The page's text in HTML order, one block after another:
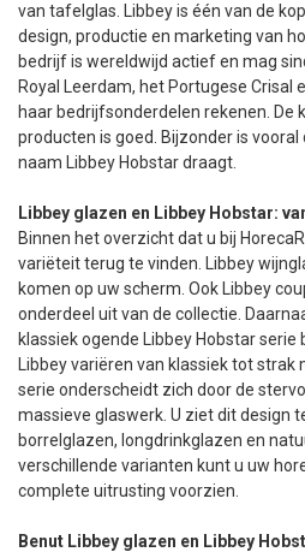
van tafelglas. Libbey is één van de
design, productie en marketing van
bedrijf is wereldwijd actief en mag
Royal Leerdam, het Portugese Crisal
haar bedrijfsonderdelen rekenen. De
producten is goed. Bijzonder is vooral
naam Libbey Hobstar draagt.
Libbey glazen en Libbey Hobstar:
Binnen het overzicht dat u bij
variëteit terug te vinden. Libbey
komen op uw scherm. Ook Libbey
onderdeel uit van de collectie.
klassiek ogende Libbey Hobstar serie
Libbey variëren van klassiek tot strak
serie onderscheidt zich door de
massieve glaswerk. U ziet dit design
borrelglazen, longdrinkglazen en
verschillende varianten kunt u uw
complete uitrusting voorzien.
Benut Libbey glazen en Libbey